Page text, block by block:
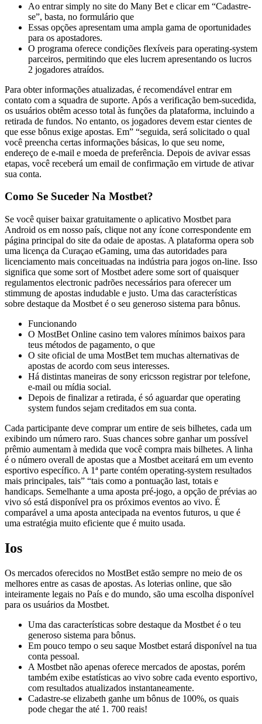
Ao entrar simply no site do Many Bet e clicar em “Cadastre-
se”, basta, no formulário que
Essas opções apresentam uma ampla gama de oportunidades
para os apostadores.
O programa oferece condições flexíveis para operating-system
parceiros, permitindo que eles lucrem apresentando os lucros
2 jogadores atraídos.
Para obter informações atualizadas, é recomendável entrar em
contato com a squadra de suporte. Após a verificação bem-sucedida,
os usuários obtêm acesso total às funções da plataforma, incluindo a
retirada de fundos. No entanto, os jogadores devem estar cientes de
que esse bônus exige apostas. Em” “seguida, será solicitado o qual
você preencha certas informações básicas, lo que seu nome,
endereço de e-mail e moeda de preferência. Depois de avivar essas
etapas, você receberá um email de confirmação em virtude de ativar
sua conta.
Como Se Suceder Na Mostbet?
Se você quiser baixar gratuitamente o aplicativo Mostbet para
Android os em nosso país, clique not any ícone correspondente em
página principal do site da odaie de apostas. A plataforma opera sob
uma licença da Curaçao eGaming, uma das autoridades para
licenciamento mais conceituadas na indústria para jogos on-line. Isso
significa que some sort of Mostbet adere some sort of quaisquer
regulamentos electronic padrões necessários para oferecer um
stimmung de apostas indudable e justo. Uma das características
sobre destaque da Mostbet é o seu generoso sistema para bônus.
Funcionando
O MostBet Online casino tem valores mínimos baixos para
teus métodos de pagamento, o que
O site oficial de uma MostBet tem muchas alternativas de
apostas de acordo com seus interesses.
Há distintas maneiras de sony ericsson registrar por telefone,
e-mail ou mídia social.
Depois de finalizar a retirada, é só aguardar que operating
system fundos sejam creditados em sua conta.
Cada participante deve comprar um entire de seis bilhetes, cada um
exibindo um número raro. Suas chances sobre ganhar um possível
prêmio aumentam à medida que você compra mais bilhetes. A linha
é o número overall de apostas que a Mostbet aceitará em um evento
esportivo específico. A 1ª parte contém operating-system resultados
mais principales, tais” “tais como a pontuação last, totais e
handicaps. Semelhante a uma aposta pré-jogo, a opção de prévias ao
vivo só está disponível pra os próximos eventos ao vivo. É
comparável a uma aposta antecipada na eventos futuros, u que é
uma estratégia muito eficiente que é muito usada.
Ios
Os mercados oferecidos no MostBet estão sempre no meio de os
melhores entre as casas de apostas. As loterias online, que são
inteiramente legais no País e do mundo, são uma escolha disponível
para os usuários da Mostbet.
Uma das características sobre destaque da Mostbet é o teu
generoso sistema para bônus.
Em pouco tempo o seu saque Mostbet estará disponível na tua
conta pessoal.
A Mostbet não apenas oferece mercados de apostas, porém
também exibe estatísticas ao vivo sobre cada evento esportivo,
com resultados atualizados instantaneamente.
Cadastre-se elizabeth ganhe um bônus de 100%, os quais
pode chegar the até 1. 700 reais!